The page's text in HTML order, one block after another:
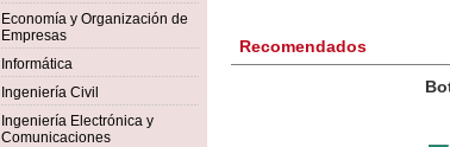
Economía y Organización de
Empresas
Informática
Ingeniería Civil
Ingeniería Electrónica y
Comunicaciones
Recomendados
Botánica Agroalimentaria